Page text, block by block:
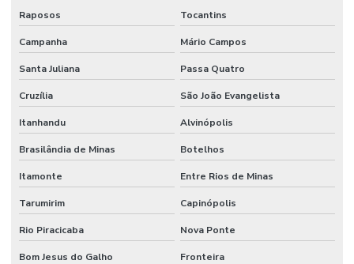
Raposos Tocantins
Campanha Mário Campos
Santa Juliana Passa Quatro
Cruzília São João Evangelista
Itanhandu Alvinópolis
Brasilândia de Minas Botelhos
Itamonte Entre Rios de Minas
Tarumirim Capinópolis
Rio Piracicaba Nova Ponte
Bom Jesus do Galho Fronteira